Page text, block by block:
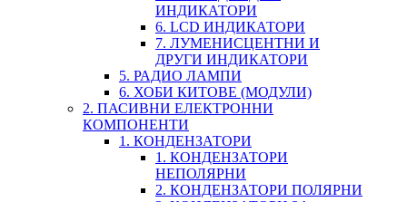
ИНДИКАТОРИ
6. LCD ИНДИКАТОРИ
7. ЛУМЕНИСЦЕНТНИ И
ДРУГИ ИНДИКАТОРИ
5. РАДИО ЛАМПИ
6. ХОБИ КИТОВЕ (МОДУЛИ)
2. ПАСИВНИ ЕЛЕКТРОННИ
КОМПОНЕНТИ
1. КОНДЕНЗАТОРИ
1. КОНДЕНЗАТОРИ
НЕПОЛЯРНИ
2. КОНДЕНЗАТОРИ ПОЛЯРНИ